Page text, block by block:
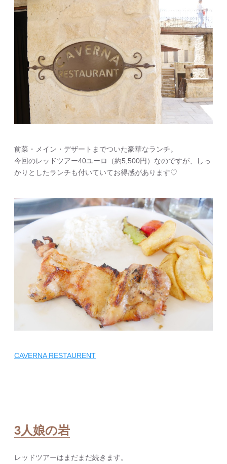
前菜・メイン・デザートまでついた豪華なランチ。
今回のレッドツアー40ユーロ（約5,500円）なのですが、しっ
かりとしたランチも付いていてお得感があります♡
CAVERNA RESTAURENT
3人娘の岩
レッドツアーはまだまだ続きます。